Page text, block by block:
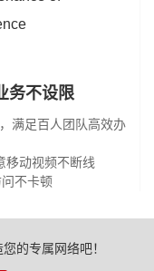
务不设限
满足百人团队高效办
移动视频不断线
不卡顿
的专属网络吧！